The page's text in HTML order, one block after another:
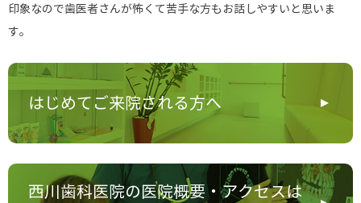
印象なので歯医者さんが怖くて苦手な方もお話しやすいと思いま
す。
はじめてご来院される方へ
西川歯科医院の医院概要・アクセスは